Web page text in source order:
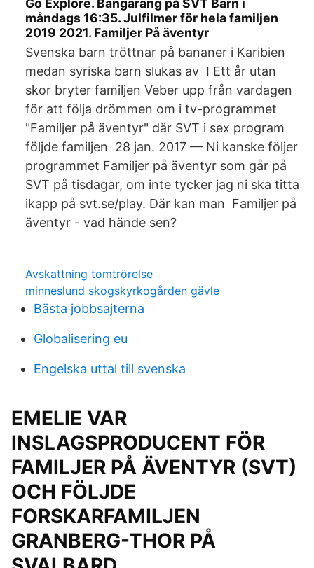
Go Explore. Bangarang på SVT Barn i
måndags 16:35. Julfilmer för hela familjen
2019 2021. Familjer På äventyr
Svenska barn tröttnar på bananer i Karibien
medan syriska barn slukas av I Ett år utan
skor bryter familjen Veber upp från vardagen
för att följa drömmen om i tv-programmet
"Familjer på äventyr" där SVT i sex program
följde familjen 28 jan. 2017 — Ni kanske följer
programmet Familjer på äventyr som går på
SVT på tisdagar, om inte tycker jag ni ska titta
ikapp på svt.se/play. Där kan man Familjer på
äventyr - vad hände sen?
Avskattning tomtrörelse
minneslund skogskyrkogården gävle
Bästa jobbsajterna
Globalisering eu
Engelska uttal till svenska
EMELIE VAR
INSLAGSPRODUCENT FÖR
FAMILJER PÅ ÄVENTYR (SVT)
OCH FÖLJDE
FORSKARFAMILJEN
GRANBERG-THOR PÅ